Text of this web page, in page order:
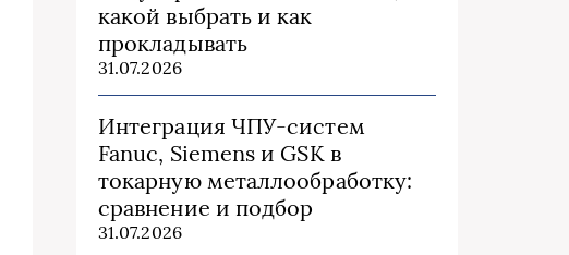
какой выбрать и как
прокладывать
31.07.2026
Интеграция ЧПУ-систем
Fanuc, Siemens и GSK в
токарную металлообработку:
сравнение и подбор
31.07.2026